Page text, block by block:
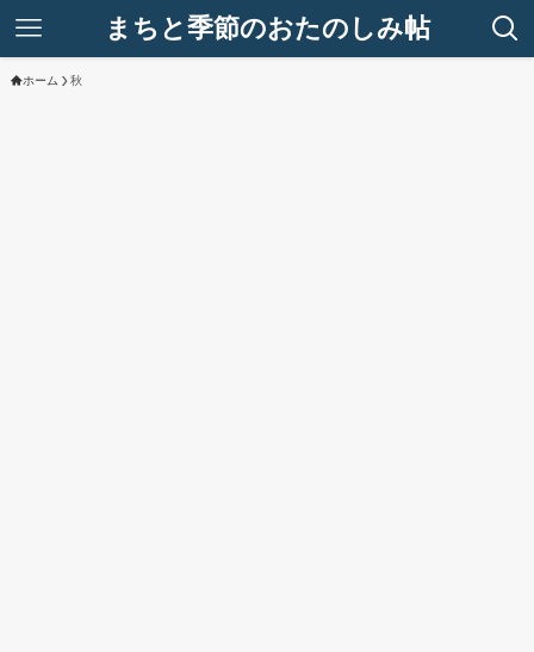
まちと季節のおたのしみ帖
ホーム 秋